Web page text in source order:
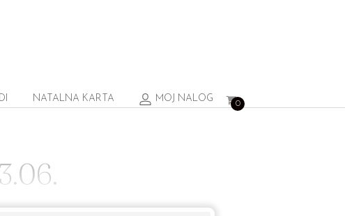
NATALNA KARTA MOJ NALOG 0